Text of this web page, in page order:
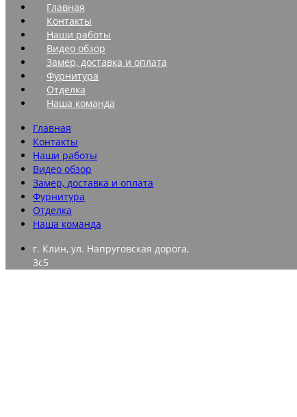
Главная
Контакты
Наши работы
Видео обзор
Замер, доставка и оплата
Фурнитура
Отделка
Наша команда
Главная
Контакты
Наши работы
Видео обзор
Замер, доставка и оплата
Фурнитура
Отделка
Наша команда
г. Клин, ул. Напруговская дорога,
3с5